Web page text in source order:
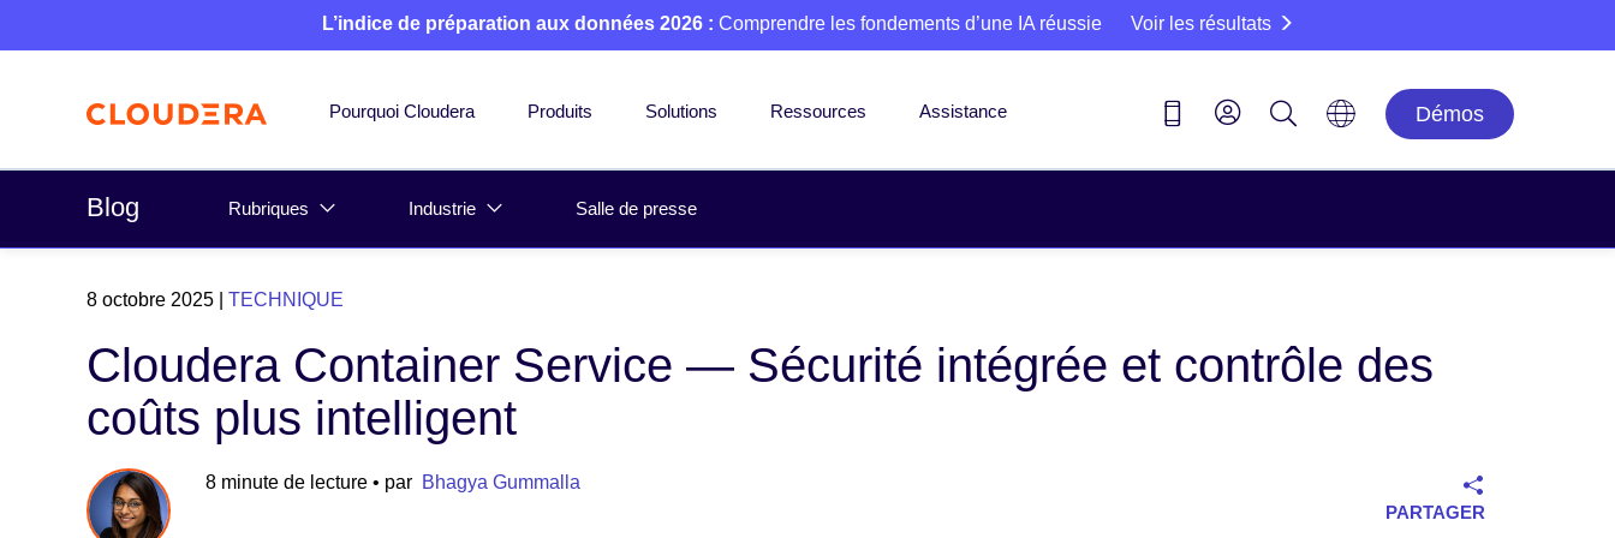
L’indice de préparation aux données 2026 : Comprendre les fondements d’une IA réussie Voir les résultats
Pourquoi Cloudera Produits Solutions Ressources Assistance Démos
Blog Rubriques Industrie Salle de presse
8 octobre 2025 TECHNIQUE
Cloudera Container Service — Sécurité intégrée et contrôle des
coûts plus intelligent
8 minute de lecture • par Bhagya Gummalla
PARTAGER